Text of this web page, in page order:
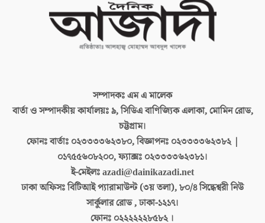
সম্পাদকঃএম এ মালেক
বার্তা ও সম্পাদকীয় কার্যালয়ঃ৯, সিডিএ বাণিজ্যিক এলাকা, মোমিন রোড,
চট্টগ্রাম।
ফোনঃ বার্তাঃ ০২৩৩৩৩৬২৩৮০, বিজ্ঞাপনঃ ০২৩৩৩৩৬২৩৮২ |
০১৭৫৫৬০৮২০০, ফ্যাক্সঃ ০২৩৩৩৩৬২৩৮১।
ই-মেইলঃazadi@dainikazadi.net
ঢাকা অফিসঃবিটিআই প্যারামাউন্ট (৩য় তলা), ৮০/৪ সিদ্ধেশ্বরী নিউ
সার্কুলার রোড , ঢাকা-১২১৭।
ফোনঃ ০২২২২২২৮৫৮২ ।